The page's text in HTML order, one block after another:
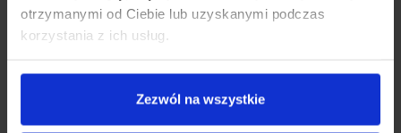
otrzymanymi od Ciebie lub uzyskanymi podczas
korzystania z ich usług.
Zezwól na wszystkie